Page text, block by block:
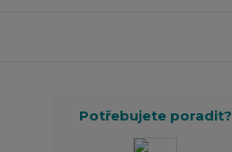
Potřebujete poradit?